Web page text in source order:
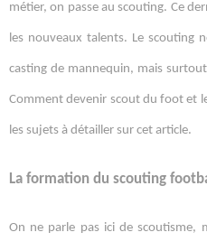
métier, on passe au scouting. Ce
les nouveaux talents. Le scouting
casting de mannequin, mais
Comment devenir scout du foot et
les sujets à détailler sur cet article.
La formation du scouting
On ne parle pas ici de scoutisme,